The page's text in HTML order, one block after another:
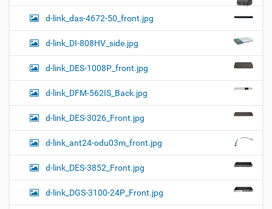
d-link_das-4672-50_front.jpg
d-link_DI-808HV_side.jpg
d-link_DES-1008P_front.jpg
d-link_DFM-562IS_Back.jpg
d-link_DES-3026_Front.jpg
d-link_ant24-odu03m_front.jpg
d-link_DES-3852_Front.jpg
d-link_DGS-3100-24P_Front.jpg